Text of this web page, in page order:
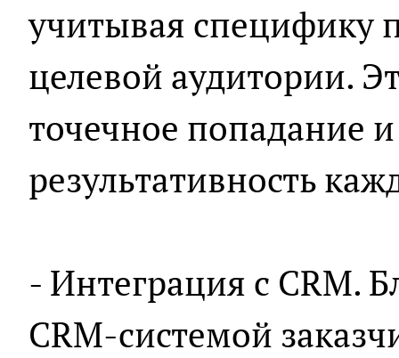
учитывая специфику
целевой аудитории.
точечное попадание
результативность
- Интеграция с CRM.
CRM-системой